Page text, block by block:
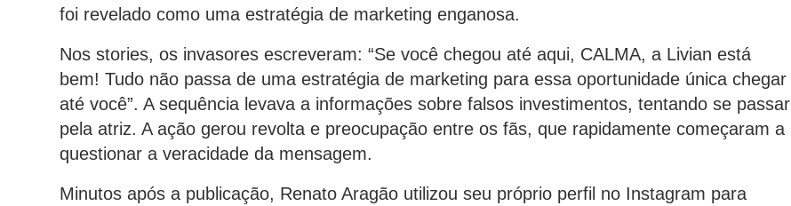
foi revelado como uma estratégia de marketing enganosa.
Nos stories, os invasores escreveram: “Se você chegou até aqui, CALMA, a Livian está
bem! Tudo não passa de uma estratégia de marketing para essa oportunidade única chegar
até você”. A sequência levava a informações sobre falsos investimentos, tentando se passar
pela atriz. A ação gerou revolta e preocupação entre os fãs, que rapidamente começaram a
questionar a veracidade da mensagem.
Minutos após a publicação, Renato Aragão utilizou seu próprio perfil no Instagram para